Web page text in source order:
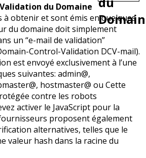
Validation du Domaine
à obtenir et sont émis en quelques
du domaine doit simplement
un “e-mail de validation”
Control-Validation DCV-mail).
est envoyé exclusivement à l’une
suivantes: admin@,
hostmaster@ ou Cette
contre les robots
activer le JavaScript pour la
proposent également
alternatives, telles que le
valeur hash dans la racine du